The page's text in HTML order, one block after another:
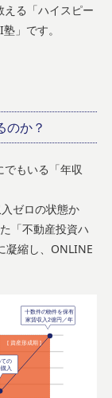
る「ハイスピー
」です。
のか？
でもいる「年収
ゼロの状態か
「不動産投資ハ
凝縮し、ONLINE